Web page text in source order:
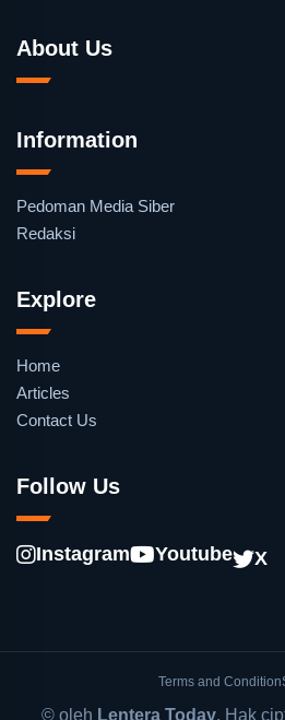
About Us
Information
Pedoman Media Siber
Redaksi
Explore
Home
Articles
Contact Us
Follow Us
Instagram Youtube X
Terms and Condition
© oleh Lentera Today. Hak